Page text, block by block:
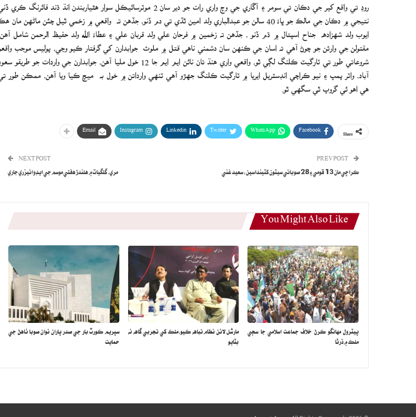
روڊ تي واقع کير جي دڪان تي سومر ۽ آڱاري جي وچ واري رات جو دير سان 2 موٽرسائيڪل سوار ھٿياربندن انڌ ڌند فائرنگ ڪري ڏني
نتيجي ۾ دڪان جي مالڪ جو ڀاءُ 40 سالن جو عبدالباري ولد امين ٿڏي تي دم ڏنو، جڏهن ته واقعي ۾ زخمي ٿيل چئن ماڻھن مان ھڪ
ايوب ولد شھزادھ جناح اسپتال ۾ ڌم ڏنو ، جڏهن ته زخمين ۾ فرحان علي ولد قربان علي ۽ عطاءُ الله ولد حفيظ الرحمن شامل آهن،
مقتولن جي وارثن جو چوڻ آهي ته اسان جي ڪنهن سان دشمني ناھي قتل ۾ ملوث جوابدارن کي گرفتار ڪيو وڃي، پوليس موجب واقعو
شروعاتي طور تي ٽارگيٽ ڪلنگ لڳي ٿو، واقعي واري هنڌ تان نائن ايم ايم جا 12 خول مليا آهن، جوابدارن جي واردات جو طريقو سعود
آباد، واٽر پمپ ۽ نيو ڪراچي انڊسٽريل ايريا ۾ ٽارگيٽ ڪلنگ جھڙو آهي ٽنھي وارداتن ۾ خول به ميچ ڪيا ويا آهن، ممڪن طور تي
ھي اھو ئي گروپ ٿي سگھي ٿو.
Facebook
WhatsApp
Twitter
Linkedin
Instagram
Email
ڪراچي مان 13 قومي ۽ 28 صوبائي سيٽون کٽينداسين: سعيد غني
NEXT POST
مري، گلگيات ۾ هلندڙ هفتي موسم جي ايڊوائيزري جاري
You Might Also Like
پيٽرول مهانگو ڪرڻ خلاف جماعت اسلامي جا سڄي
ملڪ ۾ ڌرڻا
مارشل لائن نظام تباهه ڪيو،ملڪ کي تجربي گاهه نه
بڻايو
سپريم ڪورٽ بار جي صدر پاران نوان صوبا ٺاهڻ جي
حمايت